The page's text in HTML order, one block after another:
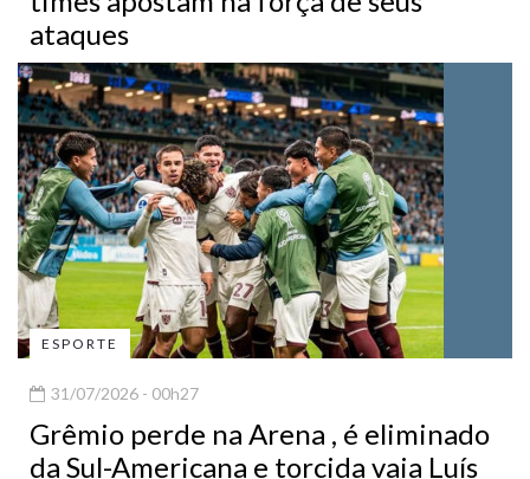
ataques
ESPORTE
31/07/2026 - 00h27
Grêmio perde na Arena , é eliminado
da Sul-Americana e torcida vaia Luís